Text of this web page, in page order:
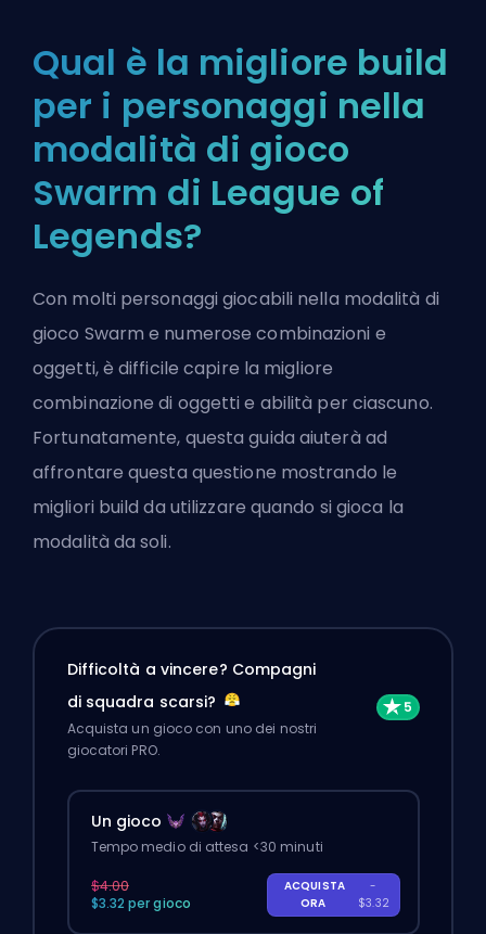
Qual è la migliore build
per i personaggi nella
modalità di gioco
Swarm di League of
Legends?
Con molti personaggi giocabili nella modalità di
gioco Swarm e numerose combinazioni e
oggetti, è difficile capire la migliore
combinazione di oggetti e abilità per ciascuno.
Fortunatamente, questa guida aiuterà ad
affrontare questa questione mostrando le
migliori build da utilizzare quando si gioca la
modalità da soli.
Difficoltà a vincere? Compagni
di squadra scarsi?
Acquista un gioco con uno dei nostri
giocatori PRO.
Un gioco
Tempo medio di attesa <30 minuti
$4.00
$3.32 per gioco
ACQUISTA
ORA
-
$3.32